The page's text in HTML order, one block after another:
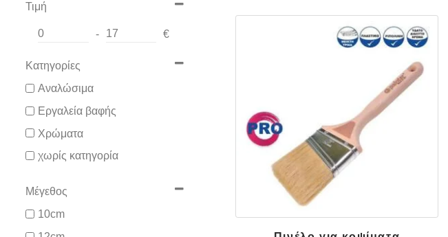
Τιμή
-
€
Κατηγορίες
Αναλώσιμα
Εργαλεία βαφής
Χρώματα
χωρίς κατηγορία
Μέγεθος
10cm